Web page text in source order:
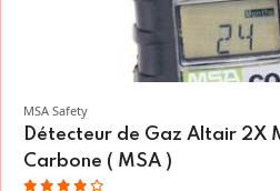
MSA Safety
Détecteur de Gaz Altair 2X
Carbone ( MSA )